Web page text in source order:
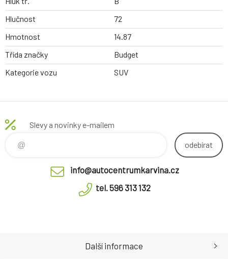
Hlučnost
72
Hmotnost
14.87
Třída značky
Budget
Kategorie vozu
SUV
Slevy a novinky e-mailem
odebírat
info@autocentrumkarvina.cz
tel. 596 313 132
Další informace